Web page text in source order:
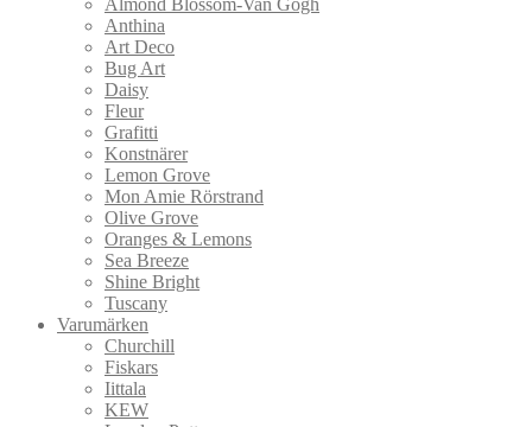
Almond Blossom-Van Gogh
Anthina
Art Deco
Bug Art
Daisy
Fleur
Grafitti
Konstnärer
Lemon Grove
Mon Amie Rörstrand
Olive Grove
Oranges & Lemons
Sea Breeze
Shine Bright
Tuscany
Varumärken
Churchill
Fiskars
Iittala
KEW